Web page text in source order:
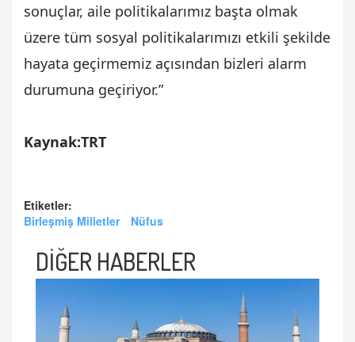
sonuçlar, aile politikalarımız başta olmak
üzere tüm sosyal politikalarımızı etkili şekilde
hayata geçirmemiz açısından bizleri alarm
durumuna geçiriyor.”
Kaynak:TRT
Etiketler:
Birleşmiş Milletler
Nüfus
DİĞER HABERLER